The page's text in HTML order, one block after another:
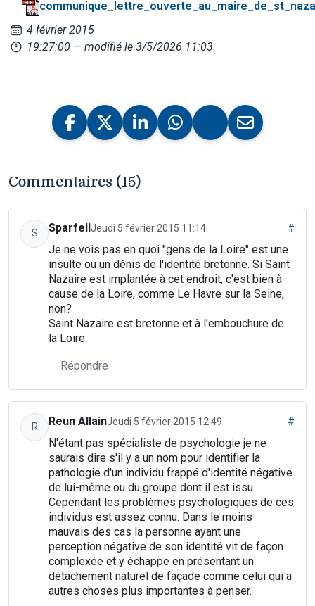
4 février 2015
19:27:00 — modifié le 3/5/2026 11:03
Commentaires (15)
S SparfellJeudi 5 février 2015 11:14 #
Je ne vois pas en quoi "gens de la Loire" est une
insulte ou un dénis de l'identité bretonne. Si Saint
Nazaire est implantée à cet endroit, c'est bien à
cause de la Loire, comme Le Havre sur la Seine,
non?
Saint Nazaire est bretonne et à l'embouchure de
la Loire.
Répondre
R Reun AllainJeudi 5 février 2015 12:49 #
N'étant pas spécialiste de psychologie je ne
saurais dire s'il y a un nom pour identifier la
pathologie d'un individu frappé d'identité négative
de lui-même ou du groupe dont il est issu.
Cependant les problèmes psychologiques de ces
individus est assez connu. Dans le moins
mauvais des cas la personne ayant une
perception négative de son identité vit de façon
complexée et y échappe en présentant un
détachement naturel de façade comme celui qui a
autres choses plus importantes à penser.